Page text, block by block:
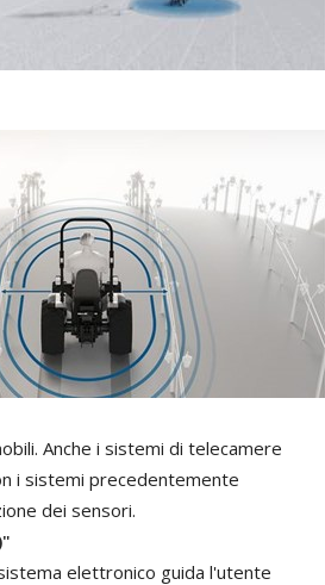
Anche i sistemi di telecamere
i sistemi precedentemente
dei sensori.
elettronico guida l'utente